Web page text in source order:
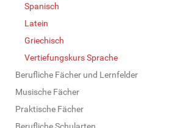
Spanisch
Latein
Griechisch
Vertiefungskurs Sprache
Berufliche Fächer und Lernfelder
Musische Fächer
Praktische Fächer